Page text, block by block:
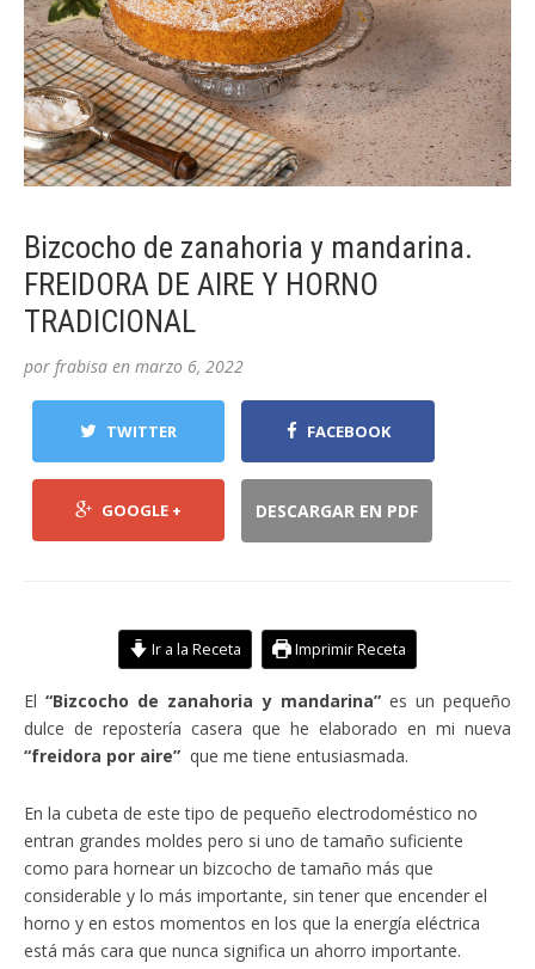
Bizcocho de zanahoria y mandarina.
FREIDORA DE AIRE Y HORNO
TRADICIONAL
por frabisa en marzo 6, 2022
TWITTER FACEBOOK
GOOGLE + DESCARGAR EN PDF
Ir a la Receta Imprimir Receta
El“Bizcocho de zanahoria y mandarina”es un pequeño
dulce de repostería casera que he elaborado en mi nueva
“freidora por aire” que me tiene entusiasmada.
En la cubeta de este tipo de pequeño electrodoméstico no
entran grandes moldes pero si uno de tamaño suficiente
como para hornear un bizcocho de tamaño más que
considerable y lo más importante, sin tener que encender el
horno y en estos momentos en los que la energía eléctrica
está más cara que nunca significa un ahorro importante.